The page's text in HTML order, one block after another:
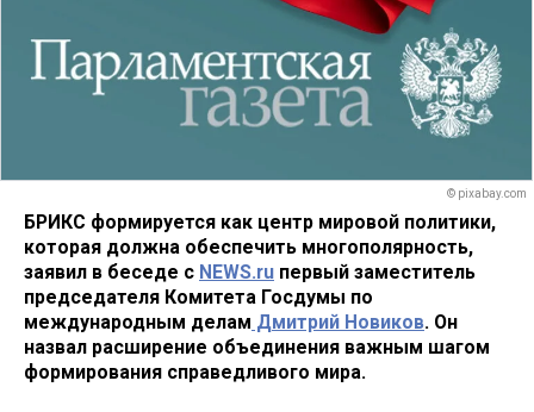
© pixabay.com
БРИКС формируется как центр мировой политики,
которая должна обеспечить многополярность,
заявил в беседе с NEWS.ru первый заместитель
председателя Комитета Госдумы по
международным делам Дмитрий Новиков. Он
назвал расширение объединения важным шагом
формирования справедливого мира.